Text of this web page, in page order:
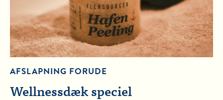
AFSLAPNING FORUDE
Wellnessdæk speciel